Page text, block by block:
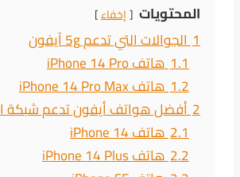
المحتويات إخفاء
1الجوالات التي تدعم 5g آيفون
1.1هاتف iPhone 14 Pro
1.2هاتف iPhone 14 Pro Max
2أفضل هواتف أيفون تدعم شبكة
2.1هاتف iPhone 14
2.2هاتف iPhone 14 Plus‏